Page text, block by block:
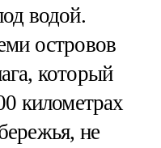
водой.
островов
который
километрах
не